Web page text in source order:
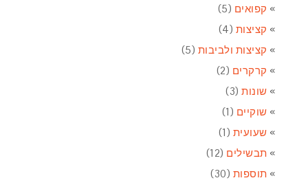
קפואים (5)
קציצות (4)
קציצות ולביבות (5)
קרקרים (2)
שונות(3)
שוקיים (1)
שעועית (1)
תבשילים (12)
תוספות (30)